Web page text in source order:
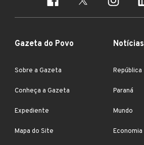
Gazeta do Povo
Sobre a Gazeta
Conheça a Gazeta
Expediente
Mapa do Site
Notícias
República
Paraná
Mundo
Economia